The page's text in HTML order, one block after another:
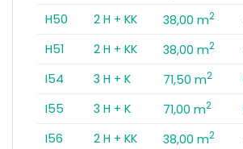
H50
2 H + KK 38,00 m2
H51
2 H + KK 38,00 m2
I54
3 H + K 71,50 m2
I55
3 H + K 71,00 m2
I56
2 H + KK 38,00 m2